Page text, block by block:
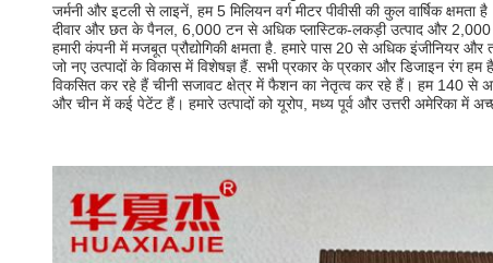
जर्मनी और इटली से लाइनें, हम 5 मिलियन वर्ग मीटर पीवीसी की कुल वार्षिक क्षमता है
दीवार और छत के पैनल, 6,000 टन से अधिक प्लास्टिक-लकड़ी उत्पाद और 2,000
हमारी कंपनी में मजबूत प्रौद्योगिकी क्षमता है. हमारे पास 20 से अधिक इंजीनियर
जो नए उत्पादों के विकास में विशेषज्ञ हैं. सभी प्रकार के प्रकार और डिजाइन रंग हम है
विकसित कर रहे हैं चीनी सजावट क्षेत्र में फैशन का नेतृत्व कर रहे हैं। हम 140 से
और चीन में कई पेटेंट हैं। हमारे उत्पादों को यूरोप, मध्य पूर्व और उत्तरी अमेरिका में